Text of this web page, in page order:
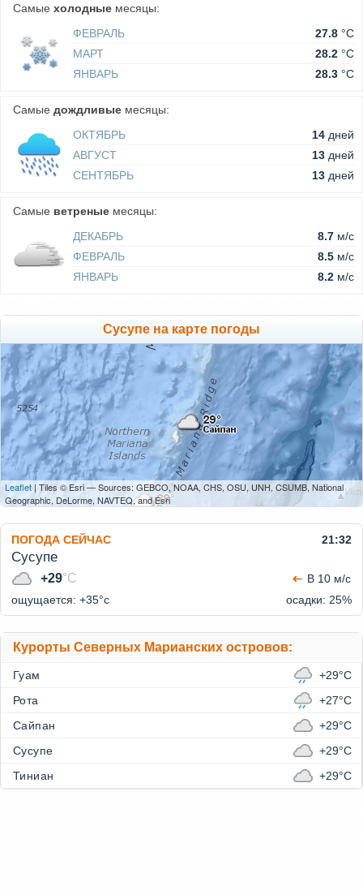
Самые холодные месяцы:
ФЕВРАЛЬ
27.8 °C
МАРТ
28.2 °C
ЯНВАРЬ
28.3 °C
Самые дождливые месяцы:
ОКТЯБРЬ
14 дней
АВГУСТ
13 дней
СЕНТЯБРЬ
13 дней
Самые ветреные месяцы:
ДЕКАБРЬ
8.7 м/c
ФЕВРАЛЬ
8.5 м/c
ЯНВАРЬ
8.2 м/c
Сусупе на карте погоды
Leaflet | Tiles © Esri — Sources: GEBCO, NOAA, CHS, OSU, UNH, CSUMB, National
Geographic, DeLorme, NAVTEQ, and Esri
ПОГОДА СЕЙЧАС 21:32
Сусупе
+29°C
В 10 м/с
ощущается: +35°c
осадки: 25%
Курорты Северных Марианских островов:
Гуам
+29°C
Рота
+27°C
Сайпан
+29°C
Сусупе
+29°C
Тиниан
+29°C